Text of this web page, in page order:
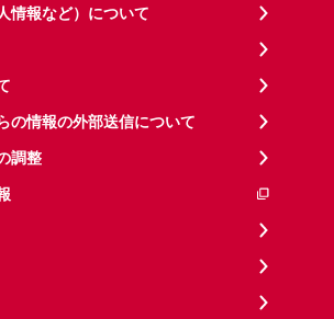
情報など）について
の情報の外部送信について
調整